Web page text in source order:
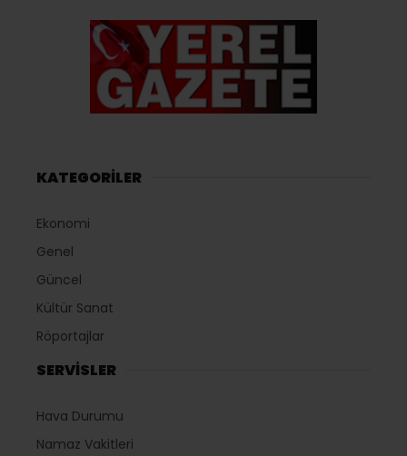
KATEGORİLER
Ekonomi
Genel
Güncel
Kültür Sanat
Röportajlar
SERVİSLER
Hava Durumu
Namaz Vakitleri